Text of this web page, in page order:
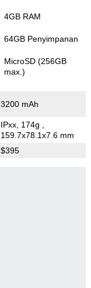
4GB RAM
64GB Penyimpanan
MicroSD (256GB
max.)
3200 mAh
IPxx, 174g
159.7x78.1x7.6 mm
$395